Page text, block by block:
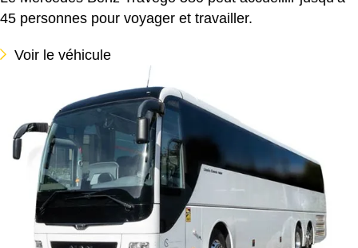
45 personnes pour voyager et travailler.
Voir le véhicule